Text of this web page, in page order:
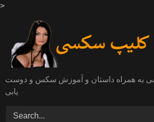
>
content
به همراه داستان و آموزش سکس و دوست
یابی